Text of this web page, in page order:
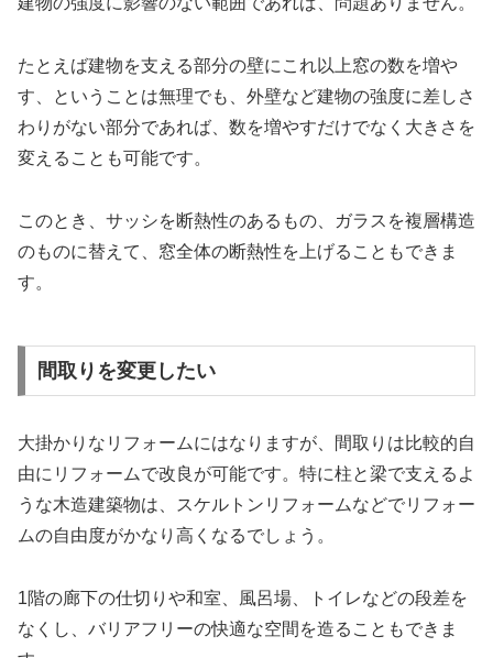
たとえば建物を支える部分の壁にこれ以上窓の数を増や
す、ということは無理でも、外壁など建物の強度に差しさ
わりがない部分であれば、数を増やすだけでなく大きさを
変えることも可能です。
このとき、サッシを断熱性のあるもの、ガラスを複層構造
のものに替えて、窓全体の断熱性を上げることもできま
す。
間取りを変更したい
大掛かりなリフォームにはなりますが、間取りは比較的自
由にリフォームで改良が可能です。特に柱と梁で支えるよ
うな木造建築物は、スケルトンリフォームなどでリフォー
ムの自由度がかなり高くなるでしょう。
1階の廊下の仕切りや和室、風呂場、トイレなどの段差を
なくし、バリアフリーの快適な空間を造ることもできま